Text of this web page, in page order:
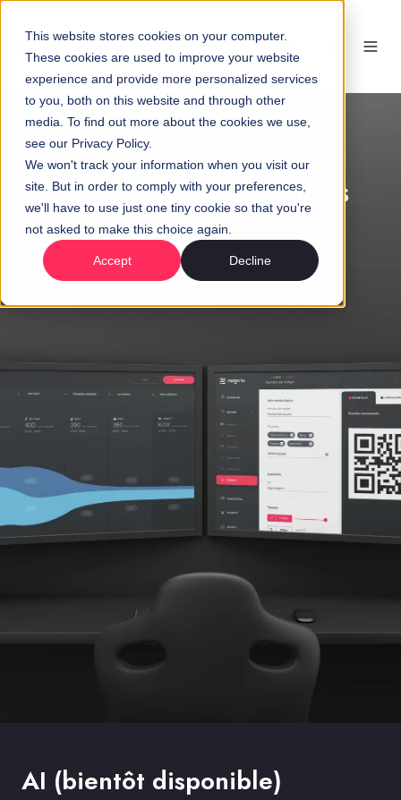
This website stores cookies on your computer.
These cookies are used to improve your website
experience and provide more personalized services
to you, both on this website and through other
media. To find out more about the cookies we use,
see our Privacy Policy.
We won't track your information when you visit our
site. But in order to comply with your preferences,
we'll have to use just one tiny cookie so that you're
not asked to make this choice again.
Accept Decline
FR
Fonctionnalités pro
Pour les plus exigeants
AI (bientôt disponible)